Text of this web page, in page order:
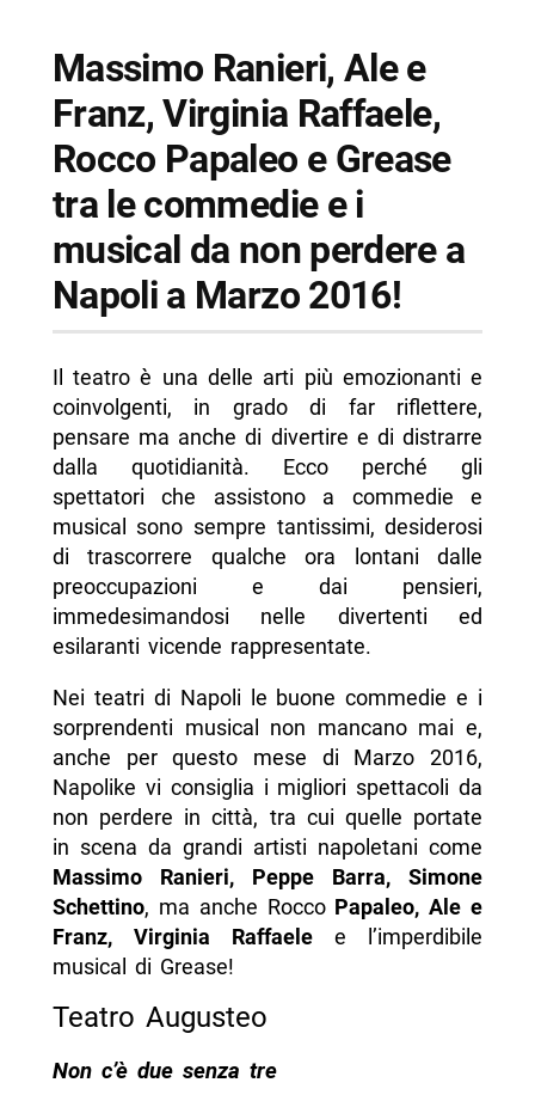
Massimo Ranieri, Ale e
Franz, Virginia Raffaele,
Rocco Papaleo e Grease
tra le commedie e i
musical da non perdere a
Napoli a Marzo 2016!
Il teatro è una delle arti più emozionanti e
coinvolgenti, in grado di far riflettere,
pensare ma anche di divertire e di distrarre
dalla quotidianità. Ecco perché gli
spettatori che assistono a commedie e
musical sono sempre tantissimi, desiderosi
di trascorrere qualche ora lontani dalle
preoccupazioni e dai pensieri,
immedesimandosi nelle divertenti ed
esilaranti vicende rappresentate.
Nei teatri di Napoli le buone commedie e i
sorprendenti musical non mancano mai e,
anche per questo mese di Marzo 2016,
Napolike vi consiglia i migliori spettacoli da
non perdere in città, tra cui quelle portate
in scena da grandi artisti napoletani come
Massimo Ranieri, Peppe Barra, Simone
Schettino, ma anche Rocco Papaleo, Ale e
Franz, Virginia Raffaele e l’imperdibile
musical di Grease!
Teatro Augusteo
Non c’è due senza tre